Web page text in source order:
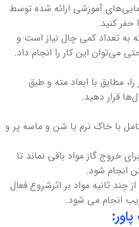
آموزشی ارائه شده توسط
حفر کنید.
به تعداد کمی چال نیاز است و
می‌توان این کار را انجام داد.
مطابق با ابعاد مته و طبق
قرار دهید.
با خاک نرم یا شن و ماسه پر و
خروج گاز مواد باقی نماند تا
انجام شود.
چند ثانیه مواد بر اثرشروع فعال
انجام می شود.